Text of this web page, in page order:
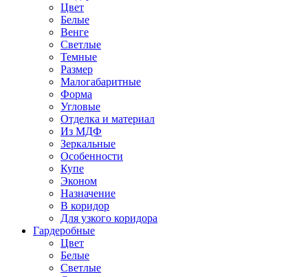
Цвет
Белые
Венге
Светлые
Темные
Размер
Малогабаритные
Форма
Угловые
Отделка и материал
Из МДФ
Зеркальные
Особенности
Купе
Эконом
Назначение
В коридор
Для узкого коридора
Гардеробные
Цвет
Белые
Светлые